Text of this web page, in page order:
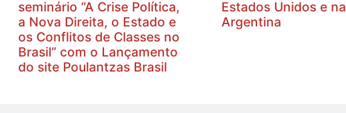
seminário “A Crise Política,
a Nova Direita, o Estado e
os Conflitos de Classes no
Brasil” com o Lançamento
do site Poulantzas Brasil
Estados Unidos e na
Argentina